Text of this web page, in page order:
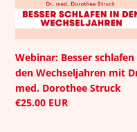
Dr.
med.
Dorothee
Struck
Webinar: Besser
den Wechseljahren mit
med. Dorothee Struck
Normaler
€25.00 EUR